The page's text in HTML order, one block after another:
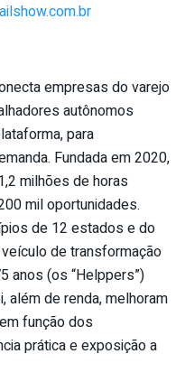
empresas do varejo
autônomos
para
Fundada em 2020,
milhões de horas
mil oportunidades.
de 12 estados e do
de transformação
anos (os “Helppers”)
além de renda, melhoram
função dos
prática e exposição a